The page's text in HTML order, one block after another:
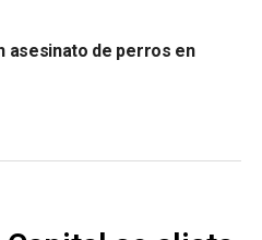
con el tema del
colonia por colonia,
asesinato de perros en